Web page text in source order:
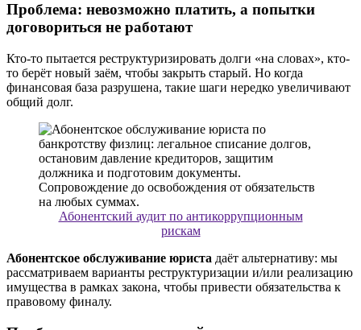
Проблема: невозможно платить, а попытки
договориться не работают
Кто-то пытается реструктуризировать долги «на словах», кто-
то берёт новый заём, чтобы закрыть старый. Но когда
финансовая база разрушена, такие шаги нередко увеличивают
общий долг.
Абонентский аудит по антикоррупционным
рискам
Абонентское обслуживание юриста даёт альтернативу: мы
рассматриваем варианты реструктуризации и/или реализацию
имущества в рамках закона, чтобы привести обязательства к
правовому финалу.